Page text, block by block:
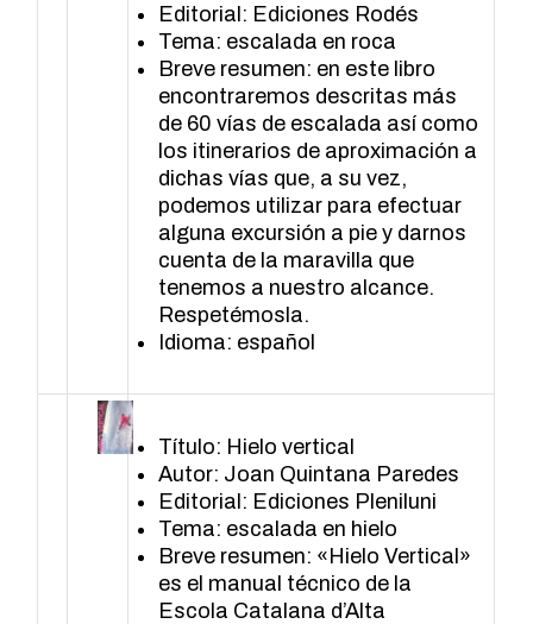
Editorial: Ediciones Rodés
Tema: escalada en roca
Breve resumen: en este libro
encontraremos descritas más
de 60 vías de escalada así como
los itinerarios de aproximación a
dichas vías que, a su vez,
podemos utilizar para efectuar
alguna excursión a pie y darnos
cuenta de la maravilla que
tenemos a nuestro alcance.
Respetémosla.
Idioma: español
Título: Hielo vertical
Autor: Joan Quintana Paredes
Editorial: Ediciones Pleniluni
Tema: escalada en hielo
Breve resumen: «Hielo Vertical»
es el manual técnico de la
Escola Catalana d’Alta